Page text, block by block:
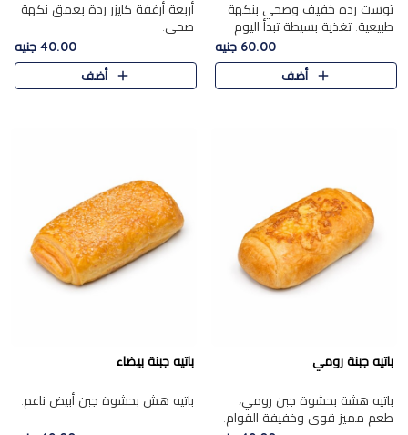
توست رده خفيف وصحي بنكهة
طبيعية. تغذية بسيطة تبدأ اليوم
60.00 جنيه
أضف
أربعة أرغفة كايزر ردة بعمق نكهة
صحي.
40.00 جنيه
أضف
باتيه جبنة رومي
باتيه هشة بحشوة جبن رومي،
طعم مميز قوي وخفيفة القوام.
باتيه جبنة بيضاء
باتيه هش بحشوة جبن أبيض ناعم.